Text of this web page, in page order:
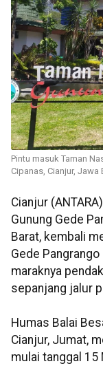
Pintu masuk Taman
Cipanas, Cianjur,
Cianjur
Gunung Gede
Barat, kembali
Gede
maraknya
sepanjang jalur
Humas Balai
Cianjur, Jumat,
mulai tanggal 15